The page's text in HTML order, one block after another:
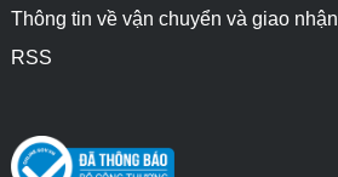
Thông tin về vận chuyển và giao nhận
RSS